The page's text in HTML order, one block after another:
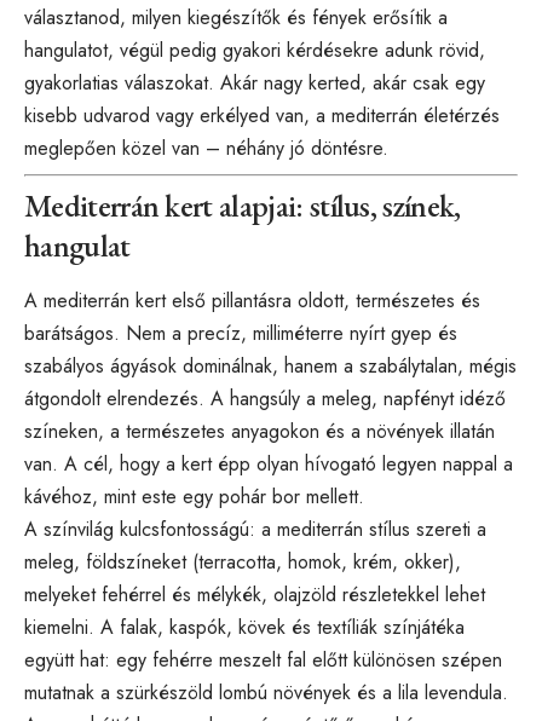
választanod, milyen kiegészítők és fények erősítik a
hangulatot, végül pedig gyakori kérdésekre adunk rövid,
gyakorlatias válaszokat. Akár nagy kerted, akár csak egy
kisebb udvarod vagy erkélyed van, a mediterrán életérzés
meglepően közel van – néhány jó döntésre.
Mediterrán kert alapjai: stílus, színek,
hangulat
A mediterrán kert első pillantásra oldott, természetes és
barátságos. Nem a precíz, milliméterre nyírt gyep és
szabályos ágyások dominálnak, hanem a szabálytalan, mégis
átgondolt elrendezés. A hangsúly a meleg, napfényt idéző
színeken, a természetes anyagokon és a növények illatán
van. A cél, hogy a kert épp olyan hívogató legyen nappal a
kávéhoz, mint este egy pohár bor mellett.
A színvilág kulcsfontosságú: a mediterrán stílus szereti a
meleg, földszíneket (terracotta, homok, krém, okker),
melyeket fehérrel és mélykék, olajzöld részletekkel lehet
kiemelni. A falak, kaspók, kövek és textíliák színjátéka
együtt hat: egy fehérre meszelt fal előtt különösen szépen
mutatnak a szürkészöld lombú növények és a lila levendula.